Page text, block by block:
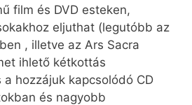
film és DVD esteken,
eljuthat (legutóbb az
, illetve az Ars Sacra
ihlető kétkottás
hozzájuk kapcsolódó CD
és nagyobb